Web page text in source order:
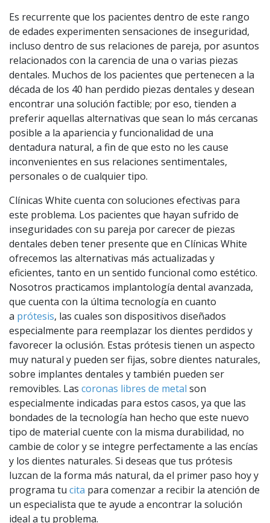
Es recurrente que los pacientes dentro de este rango
de edades experimenten sensaciones de inseguridad,
incluso dentro de sus relaciones de pareja, por asuntos
relacionados con la carencia de una o varias piezas
dentales. Muchos de los pacientes que pertenecen a la
década de los 40 han perdido piezas dentales y desean
encontrar una solución factible; por eso, tienden a
preferir aquellas alternativas que sean lo más cercanas
posible a la apariencia y funcionalidad de una
dentadura natural, a fin de que esto no les cause
inconvenientes en sus relaciones sentimentales,
personales o de cualquier tipo.
Clínicas White cuenta con soluciones efectivas para
este problema. Los pacientes que hayan sufrido de
inseguridades con su pareja por carecer de piezas
dentales deben tener presente que en Clínicas White
ofrecemos las alternativas más actualizadas y
eficientes, tanto en un sentido funcional como estético.
Nosotros practicamos implantología dental avanzada,
que cuenta con la última tecnología en cuanto
a prótesis, las cuales son dispositivos diseñados
especialmente para reemplazar los dientes perdidos y
favorecer la oclusión. Estas prótesis tienen un aspecto
muy natural y pueden ser fijas, sobre dientes naturales,
sobre implantes dentales y también pueden ser
removibles. Las coronas libres de metal son
especialmente indicadas para estos casos, ya que las
bondades de la tecnología han hecho que este nuevo
tipo de material cuente con la misma durabilidad, no
cambie de color y se integre perfectamente a las encías
y los dientes naturales. Si deseas que tus prótesis
luzcan de la forma más natural, da el primer paso hoy y
programa tu cita para comenzar a recibir la atención de
un especialista que te ayude a encontrar la solución
ideal a tu problema.